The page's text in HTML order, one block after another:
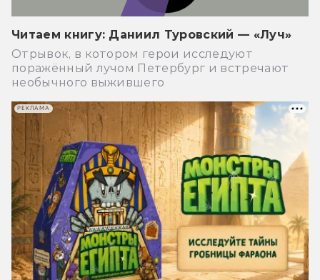
Читаем книгу: Даниил Туровский — «Луч»
Отрывок, в котором герои исследуют
поражённый лучом Петербург и встречают
необычного выжившего
РЕКЛАМА